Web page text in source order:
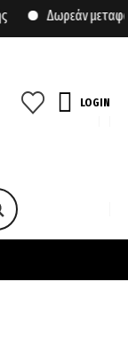
Δωρεάν
LOGIN